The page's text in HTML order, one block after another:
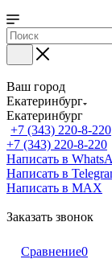
Ваш город
Екатеринбург
Екатеринбург
+7 (343) 220-8-220
+7 (343) 220-8-220
Написать в
Написать в
Написать в MAX
Заказать звонок
Сравнение0